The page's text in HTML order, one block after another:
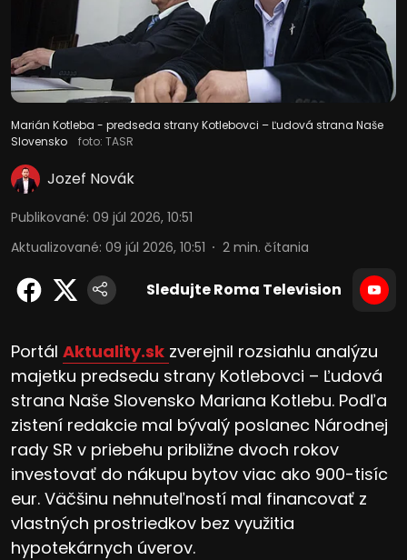
Marián Kotleba - predseda strany Kotlebovci – Ľudová strana Naše
Slovensko
foto: TASR
Jozef Novák
Publikované: 09 júl 2026, 10:51
Aktualizované: 09 júl 2026, 10:51 2 min. čítania
Sledujte Roma Television
Portál Aktuality.sk zverejnil rozsiahlu analýzu
majetku predsedu strany Kotlebovci – Ľudová
strana Naše Slovensko Mariana Kotlebu. Podľa
zistení redakcie mal bývalý poslanec Národnej
rady SR v priebehu približne dvoch rokov
investovať do nákupu bytov viac ako 900-tisíc
eur. Väčšinu nehnuteľností mal financovať z
vlastných prostriedkov bez využitia
hypotekárnych úverov.